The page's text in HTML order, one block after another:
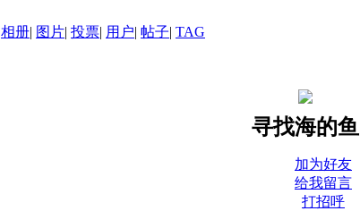
相册 图片 投票 用户 帖子 TAG
寻找海的鱼
加为好友
给我留言
打招呼